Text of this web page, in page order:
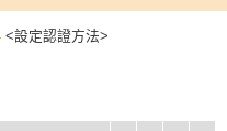
<設定認證方法>